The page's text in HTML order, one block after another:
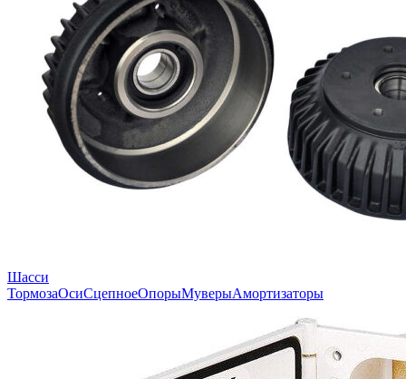
Шасси
ТормозаОсиСцепноеОпорыМуверыАмортизаторы